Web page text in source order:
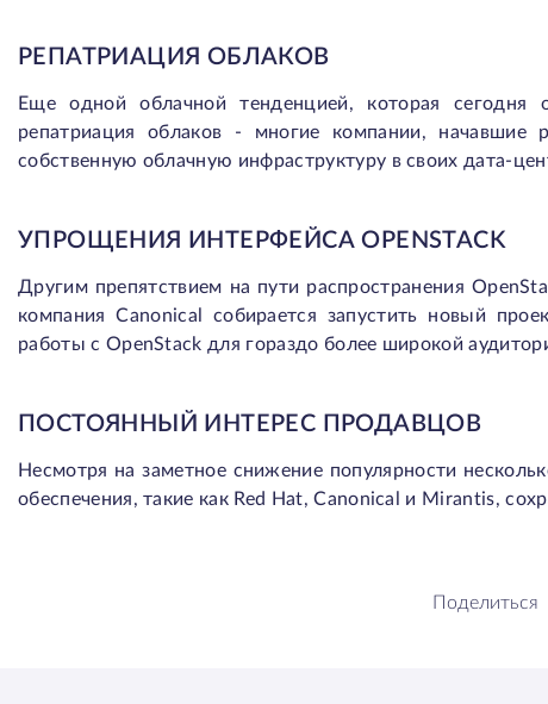
РЕПАТРИАЦИЯ ОБЛАКОВ
Еще одной облачной тенденцией, которая сегодня
репатриация облаков - многие компании, начавшие
собственную облачную инфраструктуру в своих дата-
УПРОЩЕНИЯ ИНТЕРФЕЙСА OPENSTACK
Другим препятствием на пути распространения
компания Canonical собирается запустить новый
работы с OpenStack для гораздо более широкой
ПОСТОЯННЫЙ ИНТЕРЕС ПРОДАВЦОВ
Несмотря на заметное снижение популярности
обеспечения, такие как Red Hat, Canonical и Mirantis,
Поделиться